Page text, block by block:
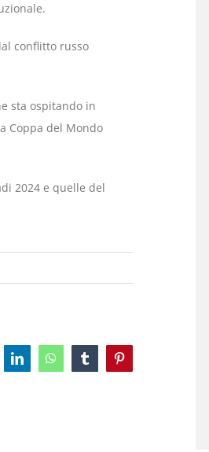
conflitto russo
sta ospitando in
Coppa del Mondo
2024 e quelle del
LinkedInWhatsAppTumblrPinterest